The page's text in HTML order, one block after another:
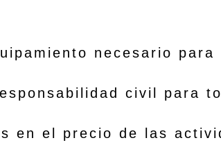
necesario
civil para
en el precio de las